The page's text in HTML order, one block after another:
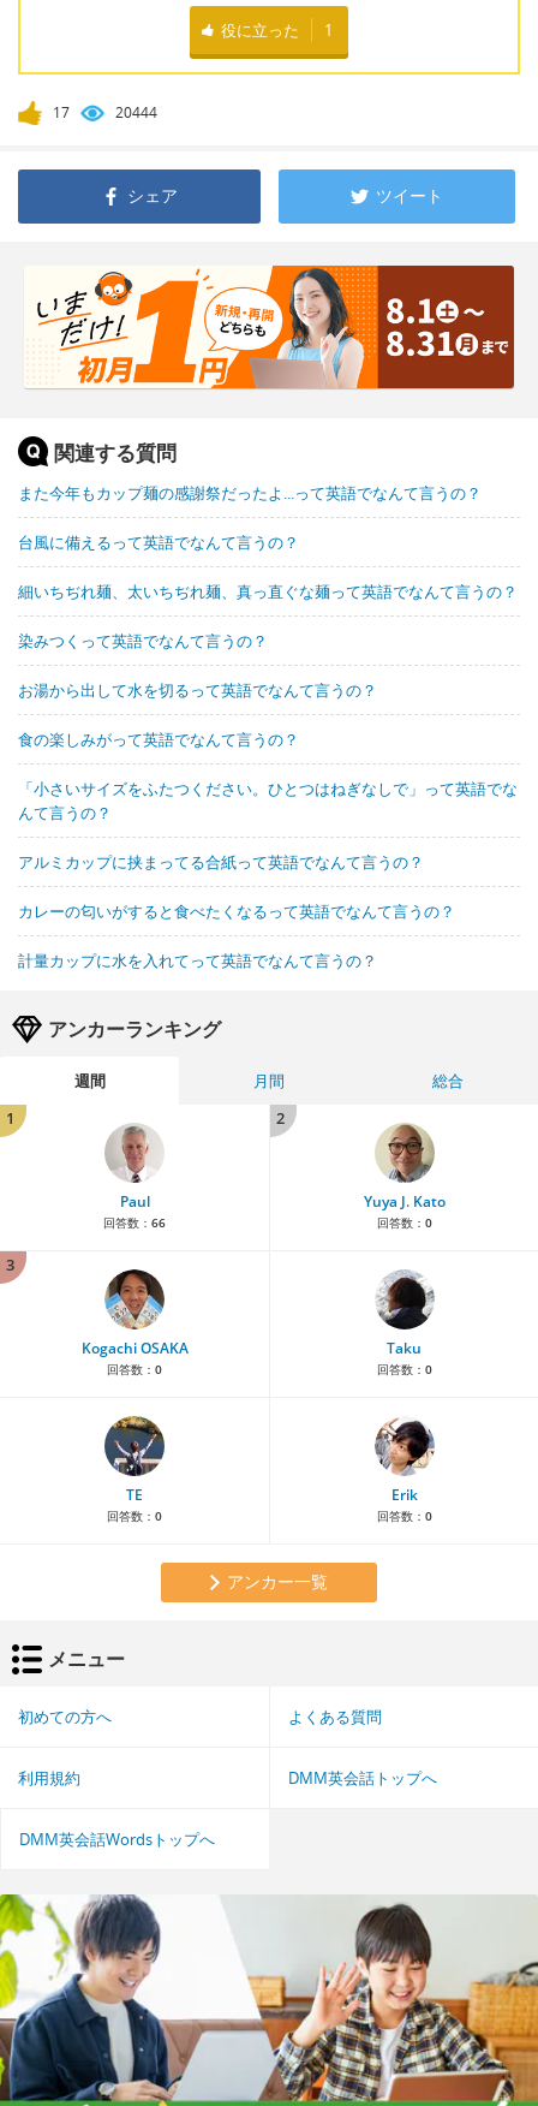
役に立った 1
17 20444
シェア ツイート
関連する質問
また今年もカップ麺の感謝祭だったよ...って英語でなんて言うの？
台風に備えるって英語でなんて言うの？
細いちぢれ麺、太いちぢれ麺、真っ直ぐな麺って英語でなんて言うの？
染みつくって英語でなんて言うの？
お湯から出して水を切るって英語でなんて言うの？
食の楽しみがって英語でなんて言うの？
「小さいサイズをふたつください。ひとつはねぎなしで」って英語でな
んて言うの？
アルミカップに挟まってる合紙って英語でなんて言うの？
カレーの匂いがすると食べたくなるって英語でなんて言うの？
計量カップに水を入れてって英語でなんて言うの？
アンカーランキング
週間 月間
総合
1
Paul
回答数： 66
2
Yuya J. Kato
回答数： 0
3
Kogachi OSAKA
回答数： 0
Taku
回答数： 0
TE
回答数： 0
Erik
回答数： 0
アンカー一覧
メニュー
初めての方へ よくある質問
利用規約 DMM英会話トップへ
DMM英会話Wordsトップへ